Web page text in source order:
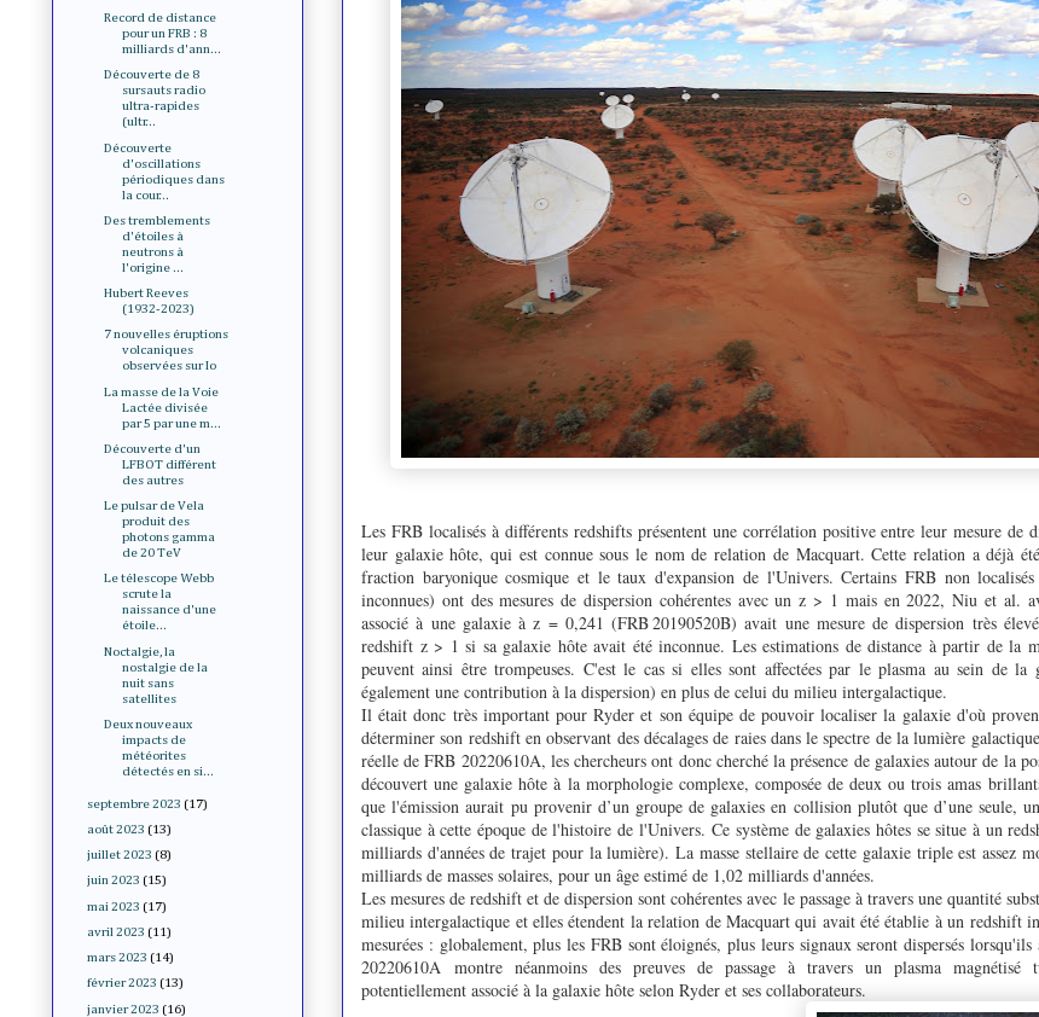
Les FRB localisés à différents redshifts présentent une corrélation positive entre leur mesure de
leur galaxie hôte, qui est connue sous le nom de relation de Macquart. Cette relation a déjà
fraction baryonique cosmique et le taux d'expansion de l'Univers. Certains FRB non localisés
inconnues) ont des mesures de dispersion cohérentes avec un z > 1 mais en 2022, Niu et al.
associé à une galaxie à z = 0,241 (FRB 20190520B) avait une mesure de dispersion très
redshift z > 1 si sa galaxie hôte avait été inconnue. Les estimations de distance à partir de la
peuvent ainsi être trompeuses. C'est le cas si elles sont affectées par le plasma au sein de la
également une contribution à la dispersion) en plus de celui du milieu intergalactique.
Il était donc très important pour Ryder et son équipe de pouvoir localiser la galaxie d'où
déterminer son redshift en observant des décalages de raies dans le spectre de la lumière
réelle de FRB 20220610A, les chercheurs ont donc cherché la présence de galaxies autour de la
découvert une galaxie hôte à la morphologie complexe, composée de deux ou trois amas
que l'émission aurait pu provenir d’un groupe de galaxies en collision plutôt que d’une seule,
classique à cette époque de l'histoire de l'Univers. Ce système de galaxies hôtes se situe à un
milliards d'années de trajet pour la lumière). La masse stellaire de cette galaxie triple est assez
milliards de masses solaires, pour un âge estimé de 1,02 milliards d'années.
Les mesures de redshift et de dispersion sont cohérentes avec le passage à travers une quantité
milieu intergalactique et elles étendent la relation de Macquart qui avait été établie à un redshift
mesurées : globalement, plus les FRB sont éloignés, plus leurs signaux seront dispersés
20220610A montre néanmoins des preuves de passage à travers un plasma magnétisé
potentiellement associé à la galaxie hôte selon Ryder et ses collaborateurs.
Record de distance
pour un FRB : 8
milliards d'ann...
Découverte de 8
sursauts radio
ultra-rapides
(ultr...
Découverte
d'oscillations
périodiques dans
la cour...
Des tremblements
d'étoiles à
neutrons à
l'origine ...
Hubert Reeves
(1932-2023)
7 nouvelles éruptions
volcaniques
observées sur Io
La masse de la Voie
Lactée divisée
par 5 par une m...
Découverte d'un
LFBOT différent
des autres
Le pulsar de Vela
produit des
photons gamma
de 20 TeV
Le télescope Webb
scrute la
naissance d'une
étoile...
Noctalgie, la
nostalgie de la
nuit sans
satellites
Deux nouveaux
impacts de
météorites
détectés en si...
septembre 2023 (17)
août 2023 (13)
juillet 2023 (8)
juin 2023 (15)
mai 2023 (17)
avril 2023 (11)
mars 2023 (14)
février 2023 (13)
janvier 2023 (16)